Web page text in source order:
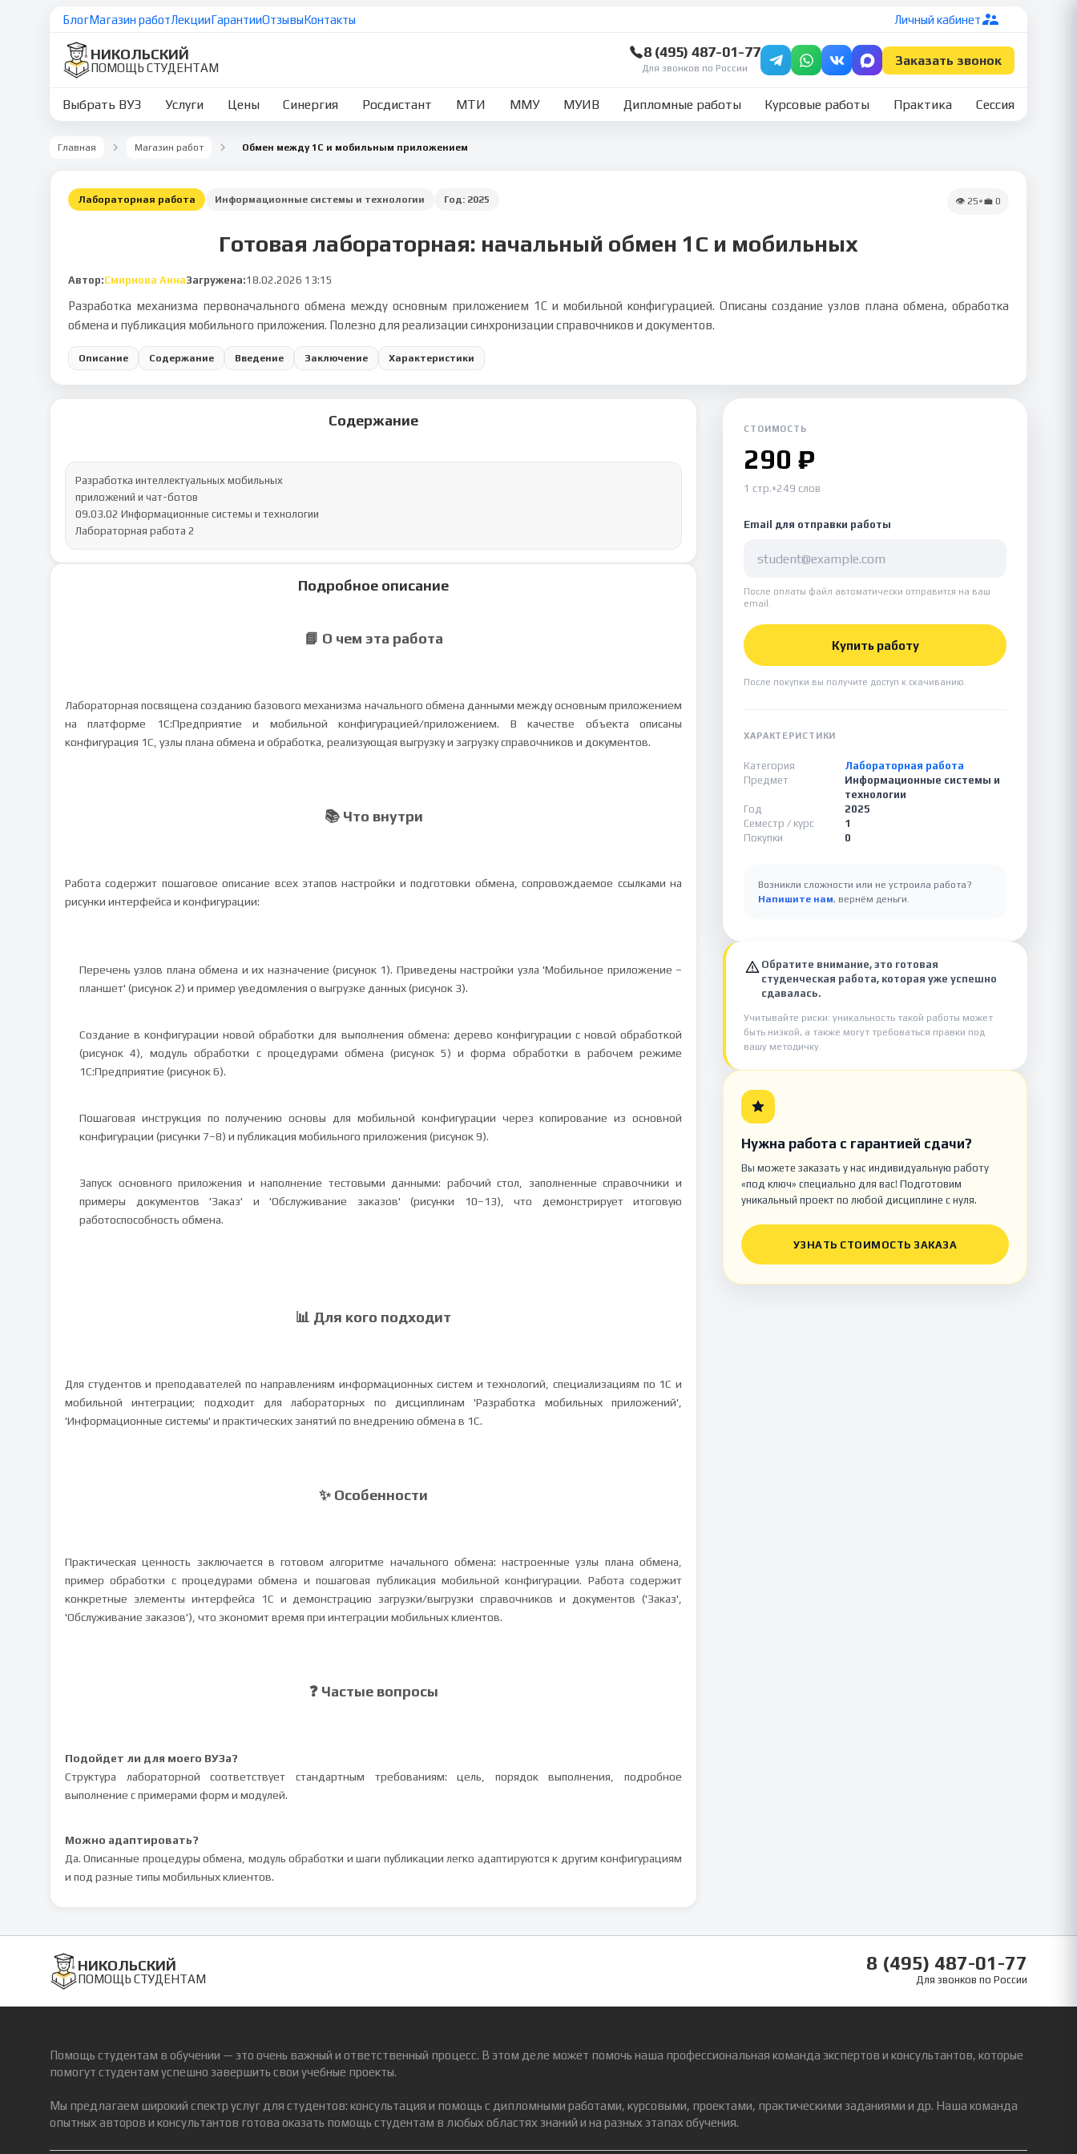
БлогМагазин работЛекцииГарантииОтзывыКонтакты Личный кабинет
НИКОЛЬСКИЙ
ПОМОЩЬ СТУДЕНТАМ
8 (495) 487-01-77
Для звонков по России
Заказать звонок
Выбрать ВУЗ Услуги Цены Синергия Росдистант МТИ ММУ МУИВ Дипломные работы Курсовые работы Практика Сессия
Главная Магазин работ Обмен между 1С и мобильным приложением
Лабораторная работа Информационные системы и технологии Год: 2025 👁 25•💼 0
Готовая лабораторная: начальный обмен 1С и мобильных
Автор:Смирнова АннаЗагружена:18.02.2026 13:15
Разработка механизма первоначального обмена между основным приложением 1С и мобильной конфигурацией. Описаны создание узлов плана обмена, обработка
обмена и публикация мобильного приложения. Полезно для реализации синхронизации справочников и документов.
Описание Содержание Введение Заключение Характеристики
Содержание
Разработка интеллектуальных мобильных
приложений и чат-ботов
09.03.02 Информационные системы и технологии
Лабораторная работа 2
Подробное описание
📘 О чем эта работа
Лабораторная посвящена созданию базового механизма начального обмена данными между основным приложением
на платформе 1С:Предприятие и мобильной конфигурацией/приложением. В качестве объекта описаны
конфигурация 1С, узлы плана обмена и обработка, реализующая выгрузку и загрузку справочников и документов.
📚 Что внутри
Работа содержит пошаговое описание всех этапов настройки и подготовки обмена, сопровождаемое ссылками на
рисунки интерфейса и конфигурации:
Перечень узлов плана обмена и их назначение (рисунок 1). Приведены настройки узла 'Мобильное приложение –
планшет' (рисунок 2) и пример уведомления о выгрузке данных (рисунок 3).
Создание в конфигурации новой обработки для выполнения обмена: дерево конфигурации с новой обработкой
(рисунок 4), модуль обработки с процедурами обмена (рисунок 5) и форма обработки в рабочем режиме
1С:Предприятие (рисунок 6).
Пошаговая инструкция по получению основы для мобильной конфигурации через копирование из основной
конфигурации (рисунки 7–8) и публикация мобильного приложения (рисунок 9).
Запуск основного приложения и наполнение тестовыми данными: рабочий стол, заполненные справочники и
примеры документов 'Заказ' и 'Обслуживание заказов' (рисунки 10–13), что демонстрирует итоговую
работоспособность обмена.
📊 Для кого подходит
Для студентов и преподавателей по направлениям информационных систем и технологий, специализациям по 1С и
мобильной интеграции; подходит для лабораторных по дисциплинам 'Разработка мобильных приложений',
'Информационные системы' и практических занятий по внедрению обмена в 1С.
✨ Особенности
Практическая ценность заключается в готовом алгоритме начального обмена: настроенные узлы плана обмена,
пример обработки с процедурами обмена и пошаговая публикация мобильной конфигурации. Работа содержит
конкретные элементы интерфейса 1С и демонстрацию загрузки/выгрузки справочников и документов ('Заказ',
'Обслуживание заказов'), что экономит время при интеграции мобильных клиентов.
❓ Частые вопросы
Подойдет ли для моего ВУЗа?
Структура лабораторной соответствует стандартным требованиям: цель, порядок выполнения, подробное
выполнение с примерами форм и модулей.
Можно адаптировать?
Да. Описанные процедуры обмена, модуль обработки и шаги публикации легко адаптируются к другим конфигурациям
и под разные типы мобильных клиентов.
СТОИМОСТЬ
290 ₽
1 стр.•249 слов
Email для отправки работы
После оплаты файл автоматически отправится на ваш
email.
Купить работу
После покупки вы получите доступ к скачиванию.
ХАРАКТЕРИСТИКИ
Категория
Лабораторная работа
Предмет
Информационные системы и
технологии
Год
2025
Семестр / курс
1
Покупки
0
Возникли сложности или не устроила работа?
Напишите нам, вернём деньги.
Обратите внимание, это готовая
студенческая работа, которая уже успешно
сдавалась.
Учитывайте риски: уникальность такой работы может
быть низкой, а также могут требоваться правки под
вашу методичку.
Нужна работа с гарантией сдачи?
Вы можете заказать у нас индивидуальную работу
«под ключ» специально для вас! Подготовим
уникальный проект по любой дисциплине с нуля.
УЗНАТЬ СТОИМОСТЬ ЗАКАЗА
НИКОЛЬСКИЙ
ПОМОЩЬ СТУДЕНТАМ
8 (495) 487-01-77
Для звонков по России
Помощь студентам в обучении — это очень важный и ответственный процесс. В этом деле может помочь наша профессиональная команда экспертов и консультантов, которые
помогут студентам успешно завершить свои учебные проекты.
Мы предлагаем широкий спектр услуг для студентов: консультация и помощь с дипломными работами, курсовыми, проектами, практическими заданиями и др. Наша команда
опытных авторов и консультантов готова оказать помощь студентам в любых областях знаний и на разных этапах обучения.